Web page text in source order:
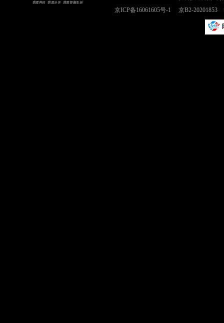
京ICP备16061605号-1
京B2-20201853